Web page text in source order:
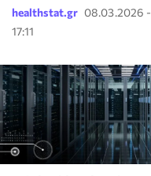
healthstat.gr 08.03.2026 -
17:11